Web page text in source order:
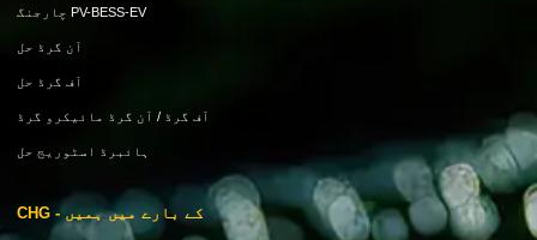
PV-BESS-EV چارجنگ
آن گرڈ حل
آف گرڈ حل
آف گرڈ / آن گرڈ مائیکرو گرڈ
ہائبرڈ اسٹوریج حل
کے بارے میں ہمیں - CHG